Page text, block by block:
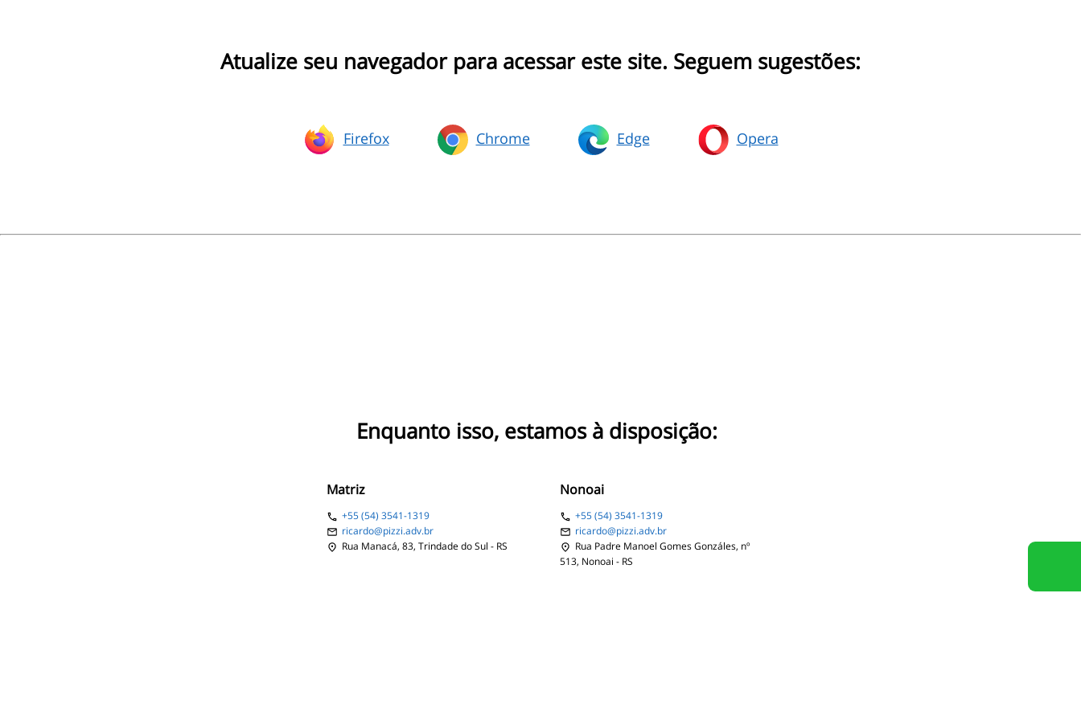
Atualize seu navegador para acessar este site. Seguem sugestões:
Firefox Chrome Edge Opera
Enquanto isso, estamos à disposição:
Matriz
+55(54) 3541-1319
ricardo@pizzi.adv.br
Rua Manacá, 83, Trindade do Sul - RS
Nonoai
+55(54) 3541-1319
ricardo@pizzi.adv.br
Rua Padre Manoel Gomes Gonzáles, nº
513, Nonoai - RS